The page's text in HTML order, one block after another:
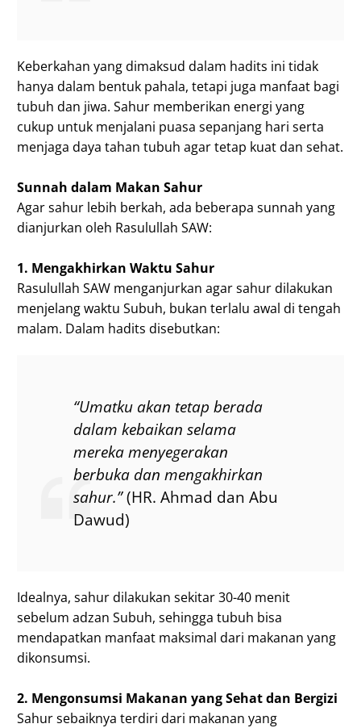
Keberkahan yang dimaksud dalam hadits ini tidak
hanya dalam bentuk pahala, tetapi juga manfaat bagi
tubuh dan jiwa. Sahur memberikan energi yang
cukup untuk menjalani puasa sepanjang hari serta
menjaga daya tahan tubuh agar tetap kuat dan sehat.
Sunnah dalam Makan Sahur
Agar sahur lebih berkah, ada beberapa sunnah yang
dianjurkan oleh Rasulullah SAW:
1. Mengakhirkan Waktu Sahur
Rasulullah SAW menganjurkan agar sahur dilakukan
menjelang waktu Subuh, bukan terlalu awal di tengah
malam. Dalam hadits disebutkan:
“Umatku akan tetap berada
dalam kebaikan selama
mereka menyegerakan
berbuka dan mengakhirkan
sahur.”(HR. Ahmad dan Abu
Dawud)
Idealnya, sahur dilakukan sekitar 30-40 menit
sebelum adzan Subuh, sehingga tubuh bisa
mendapatkan manfaat maksimal dari makanan yang
dikonsumsi.
2. Mengonsumsi Makanan yang Sehat dan Bergizi
Sahur sebaiknya terdiri dari makanan yang